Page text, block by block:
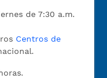
de 7:30 a.m.
Centros de